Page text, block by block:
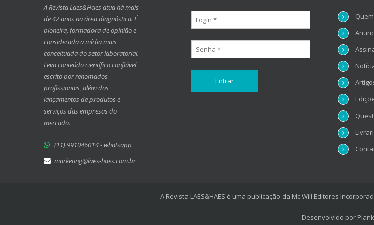
A Revista Laes&Haes atua há mais
de 42 anos na área diagnóstica. É
pioneira, formadora de opinião e
considerada a mídia mais
conceituada do setor laboratorial.
Leva conteúdo científico confiável
escrito por renomados
profissionais, além dos
lançamentos de produtos e
serviços das empresas do
mercado.
(11) 991046014 - whatsapp
marketing@laes-haes.com.br
A Revista LAES&HAES é uma publicação da Mc Will Editores
Desenvolvido por Plank